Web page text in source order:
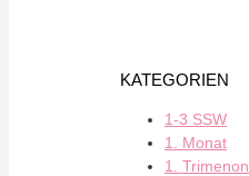
KATEGORIEN
1-3 SSW
1. Monat
1. Trimenon